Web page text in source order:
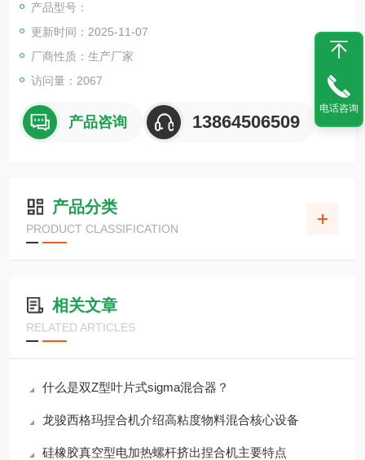
产品型号：
更新时间：2025-11-07
厂商性质：生产厂家
访问量：2067
产品咨询 13864506509
产品分类
PRODUCT CLASSIFICATION
相关文章
RELATED ARTICLES
什么是双Z型叶片式sigma混合器？
龙骏西格玛捏合机介绍高粘度物料混合核心设备
硅橡胶真空型电加热螺杆挤出捏合机主要特点
电话咨询